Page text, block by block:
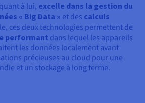
à lui, excelle dans la gestion du
« Big Data » et des calculs
ces deux technologies permettent de
performant dans lequel les appareils
les données localement avant
précieuses au cloud pour une
et un stockage à long terme.